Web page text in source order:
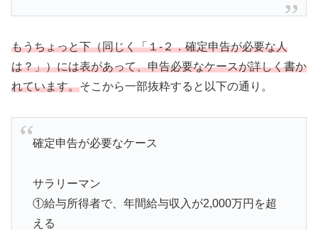
もうちょっと下（同じく「１-２．確定申告が必要な人
は？」）には表があって、申告必要なケースが詳しく書か
れています。そこから一部抜粋すると以下の通り。
確定申告が必要なケース
サラリーマン
①給与所得者で、年間給与収入が2,000万円を超
える